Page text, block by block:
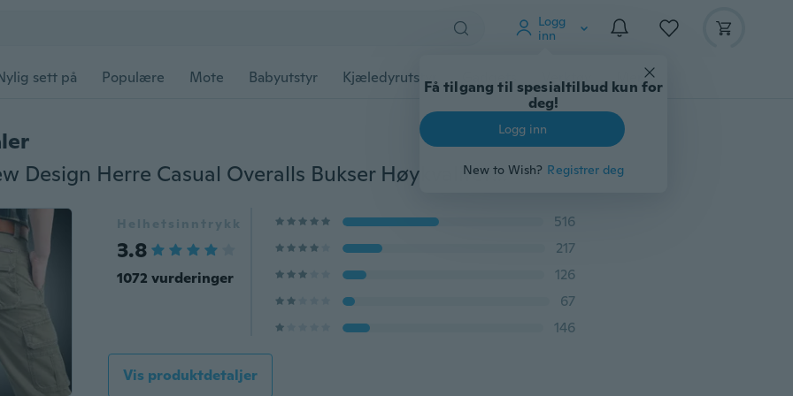
Logg
inn
Få tilgang til spesialtilbud kun for
deg!
Logg inn
New to Wish? Registrer deg
sett på Populære Mote Babyutstyr Kjæledyrutstyr Gadgets Verktøy
Jamickiki New Design Herre Casual Overalls Bukser Høykvalitets tynne taktiske bukser Løse Multi-pocket Straight Cargo Bukser Four Seasons Outdoor Military Bukser. 3 farger
Helhetsinntrykk
3.8
1072 vurderinger
516
217
126
67
146
Vis produktdetaljer